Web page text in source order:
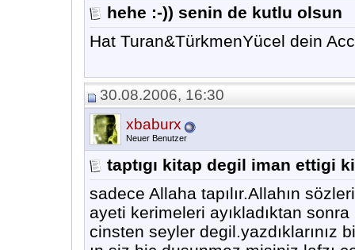
hehe :-)) senin de kutlu olsun
Hat Turan&TürkmenYücel dein
30.08.2006, 16:30
xbaburx
Neuer Benutzer
taptıgı kitap degil iman ettigi
sadece Allaha tapılır.Allahın
ayeti kerimeleri ayıkladıktan
cinsten seyler degil.yazdıklarınız